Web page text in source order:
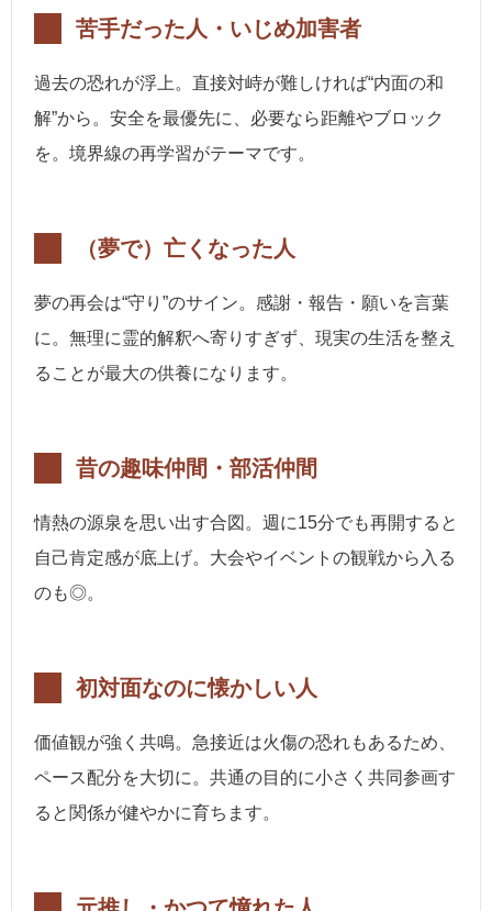
苦手だった人・いじめ加害者
過去の恐れが浮上。直接対峙が難しければ“内面の和
解”から。安全を最優先に、必要なら距離やブロック
を。境界線の再学習がテーマです。
（夢で）亡くなった人
夢の再会は“守り”のサイン。感謝・報告・願いを言葉
に。無理に霊的解釈へ寄りすぎず、現実の生活を整え
ることが最大の供養になります。
昔の趣味仲間・部活仲間
情熱の源泉を思い出す合図。週に15分でも再開すると
自己肯定感が底上げ。大会やイベントの観戦から入る
のも◎。
初対面なのに懐かしい人
価値観が強く共鳴。急接近は火傷の恐れもあるため、
ペース配分を大切に。共通の目的に小さく共同参画す
ると関係が健やかに育ちます。